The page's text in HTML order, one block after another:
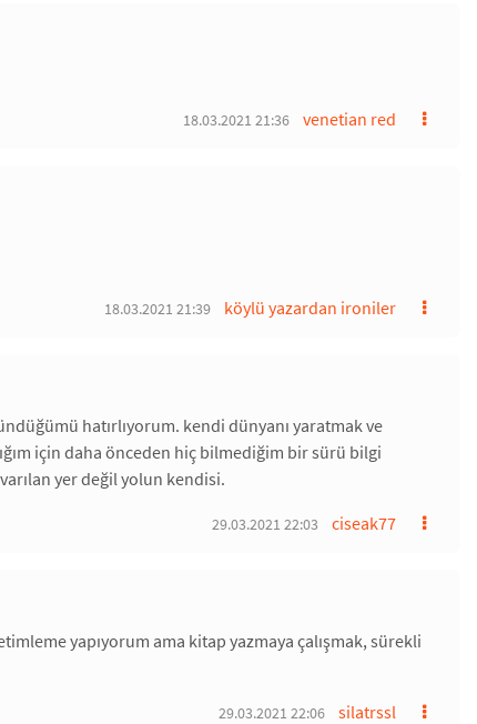
venetian red
18.03.2021 21:36
köylü yazardan ironiler
18.03.2021 21:39
hatırlıyorum. kendi dünyanı yaratmak ve
için daha önceden hiç bilmediğim bir sürü bilgi
yer değil yolun kendisi.
ciseak77
29.03.2021 22:03
yapıyorum ama kitap yazmaya çalışmak, sürekli
silatrssl
29.03.2021 22:06